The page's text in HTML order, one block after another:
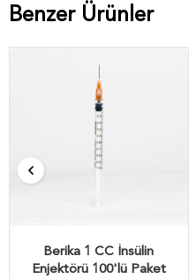
Benzer Ürünler
Berika 1 CC İnsülin
Enjektörü 100'lü Paket